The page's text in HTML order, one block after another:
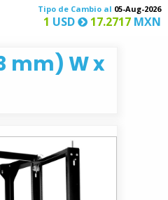
Tipo de Cambio al 05-Aug-2026
1 USD 17.2717 MXN
mm) W x